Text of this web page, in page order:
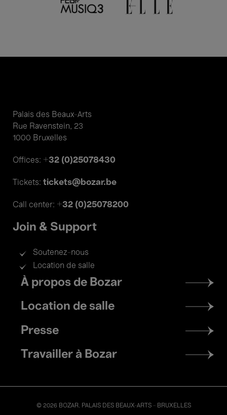
Palais des Beaux-Arts
Rue Ravenstein, 23
1000 Bruxelles
Offices: +32 (0)25078430
Tickets: tickets@bozar.be
Call center: +32 (0)25078200
Join & Support
Soutenez-nous
Location de salle
Footer
menu
À propos de Bozar
Location de salle
Presse
Travailler à Bozar
© 2026 BOZAR. PALAIS DES BEAUX-ARTS - BRUXELLES